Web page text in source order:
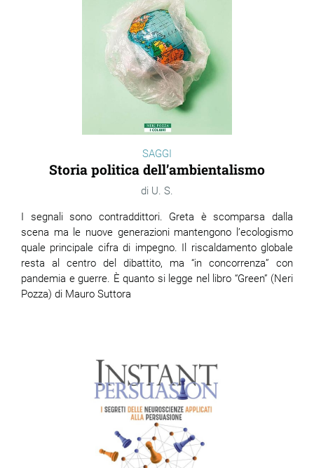
SAGGI
Storia politica dell’ambientalismo
U. S.
I segnali sono contraddittori. Greta è scomparsa dalla
scena ma le nuove generazioni mantengono l’ecologismo
quale principale cifra di impegno. Il riscaldamento globale
resta al centro del dibattito, ma “in concorrenza” con
pandemia e guerre. È quanto si legge nel libro “Green” (Neri
Pozza) di Mauro Suttora